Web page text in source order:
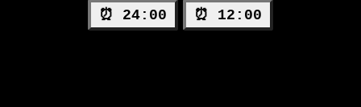
12:00 ⏰
24:00 ⏰